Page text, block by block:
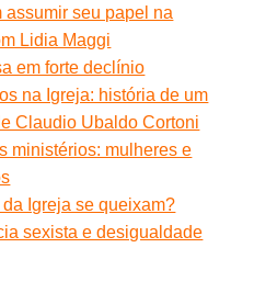
assumir seu papel na
Lidia Maggi
em forte declínio
na Igreja: história de um
Claudio Ubaldo Cortoni
ministérios: mulheres e
Igreja se queixam?
sexista e desigualdade